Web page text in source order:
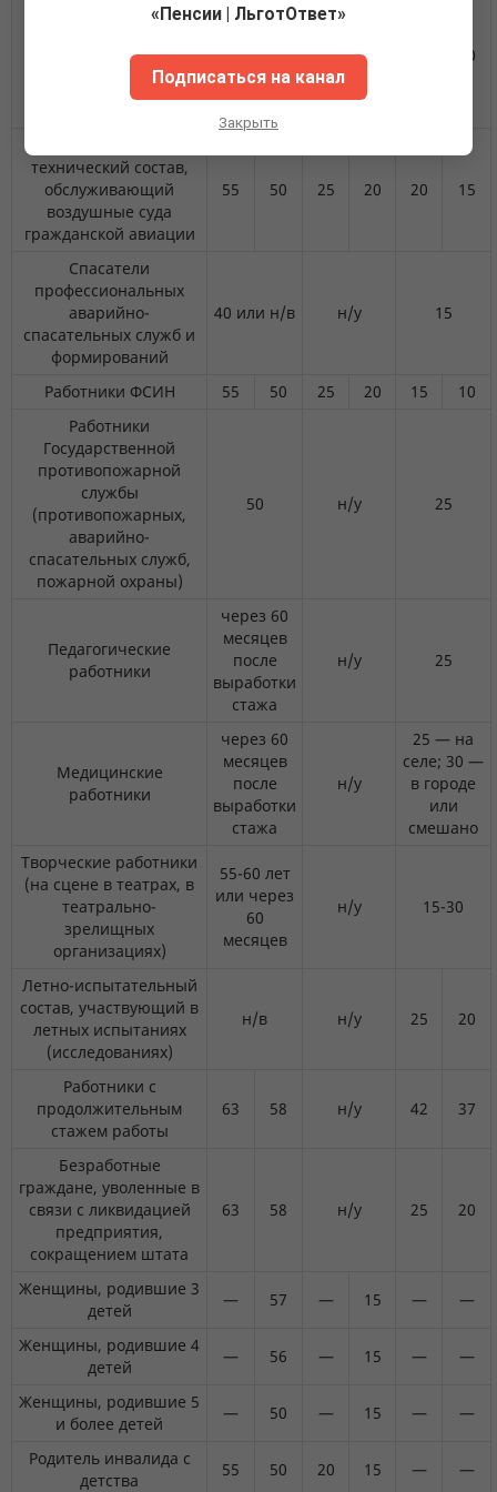
непосредственно
полетами воздушных
судов гражданской
55 50 25 20 10
технический состав,
обслуживающий
воздушные суда
гражданской авиации
55 50 25 20 20 15
Спасатели
профессиональных
аварийно-
спасательных служб и
формирований
40 или н/в н/у 15
Работники ФСИН 55 50 25 20 15
10
Работники
Государственной
противопожарной
службы
(противопожарных,
аварийно-
спасательных служб,
пожарной охраны)
50 н/у 25
Педагогические
работники
через 60
месяцев
после
выработки
стажа
н/у 25
Медицинские
работники
через 60
месяцев
после
выработки
стажа
н/у
25 — на
селе; 30 —
в городе
или
смешано
Творческие работники
(на сцене в театрах, в
театрально-
зрелищных
организациях)
55-60 лет
или через
60
месяцев
н/у 15-30
Летно-испытательный
состав, участвующий в
летных испытаниях
(исследованиях)
н/в н/у 25 20
Работники с
продолжительным
стажем работы
63 58 н/у 42 37
Безработные
граждане, уволенные в
связи с ликвидацией
предприятия,
сокращением штата
63 58 н/у 25 20
Женщины, родившие 3
детей
— 57 — 15 — —
Женщины, родившие 4
детей
— 56 — 15 — —
Женщины, родившие 5
и более детей
— 50 — 15 — —
Родитель инвалида с
детства
55 50 20 15 — —
«Пенсии | ЛьготОтвет»
Подписаться на канал
Закрыть